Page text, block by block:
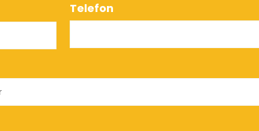
Telefon